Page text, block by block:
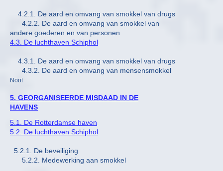
4.2.1. De aard en omvang van smokkel van drugs
4.2.2. De aard en omvang van smokkel van
andere goederen en van personen
4.3. De luchthaven Schiphol
4.3.1. De aard en omvang van smokkel van drugs
4.3.2. De aard en omvang van mensensmokkel
Noot
5. GEORGANISEERDE MISDAAD IN DE
HAVENS
5.1. De Rotterdamse haven
5.2. De luchthaven Schiphol
5.2.1. De beveiliging
5.2.2. Medewerking aan smokkel